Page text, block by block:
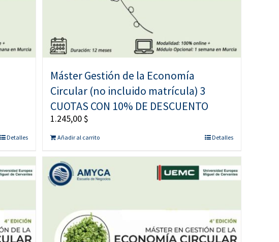
Detalles
Máster Gestión de la Economía
Circular (no incluido matrícula) 3
CUOTAS CON 10% DE DESCUENTO
1.245,00$
Añadir al carrito Detalles